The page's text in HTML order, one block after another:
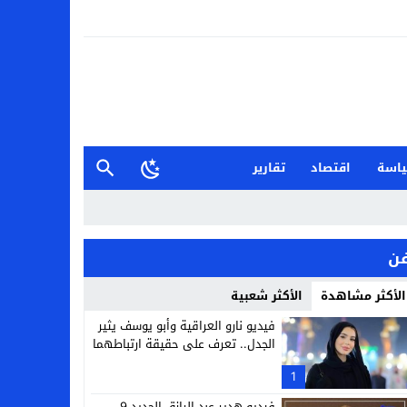
اقتصاد
تقارير
الأكثر مشاهدة الأكثر شعبية
1
فيديو نارو العراقية وأبو يوسف يثير
الجدل.. تعرف على حقيقة ارتباطهما